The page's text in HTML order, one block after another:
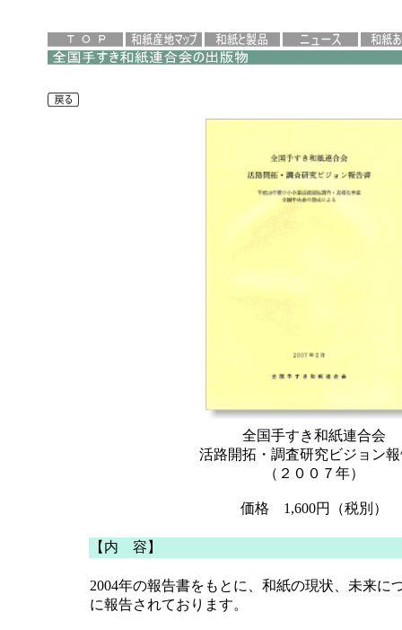
全国手すき和紙連合会
活路開拓・調査研究ビジョン
（２００７年）
価格 1,600円（税別）
【内 容】
2004年の報告書をもとに、和紙の現状、未来に
に報告されております。